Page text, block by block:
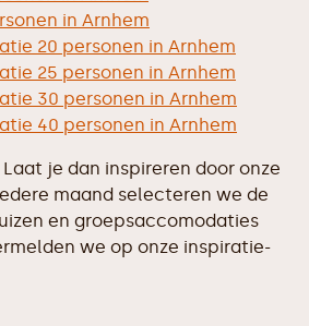
in Arnhem
20 personen in Arnhem
25 personen in Arnhem
30 personen in Arnhem
40 personen in Arnhem
je dan inspireren door onze
maand selecteren we de
en groepsaccomodaties
we op onze inspiratie-